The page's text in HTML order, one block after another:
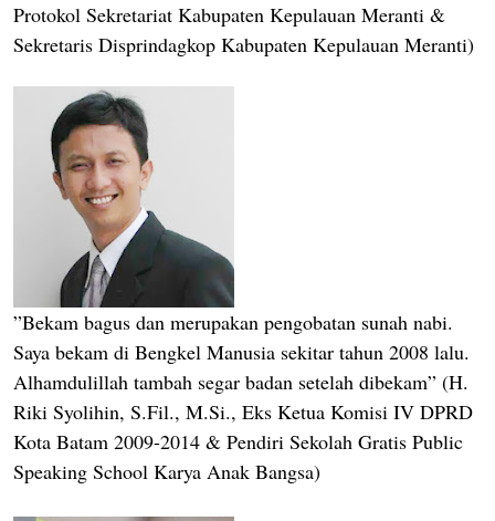
Protokol Sekretariat Kabupaten Kepulauan Meranti &
Sekretaris Disprindagkop Kabupaten Kepulauan Meranti)
”Bekam bagus dan merupakan pengobatan sunah nabi.
Saya bekam di Bengkel Manusia sekitar tahun 2008 lalu.
Alhamdulillah tambah segar badan setelah dibekam” (H.
Riki Syolihin, S.Fil., M.Si., Eks Ketua Komisi IV DPRD
Kota Batam 2009-2014 & Pendiri Sekolah Gratis Public
Speaking School Karya Anak Bangsa)